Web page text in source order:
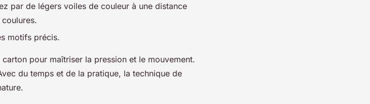
par de légers voiles de couleur à une distance
motifs précis.
pour maîtriser la pression et le mouvement.
du temps et de la pratique, la technique de